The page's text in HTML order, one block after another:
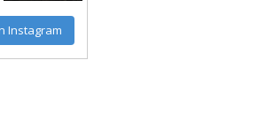
Instagram